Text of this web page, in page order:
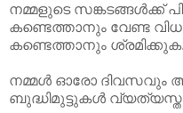
നമ്മളുടെ സങ്കടങ്ങൾക്ക്
കണ്ടെത്താനും വേണ്ട
കണ്ടെത്താനും ശ്രമിക്കുക.
നമ്മൾ ഓരോ ദിവസവും
ബുദ്ധിമുട്ടുകൾ